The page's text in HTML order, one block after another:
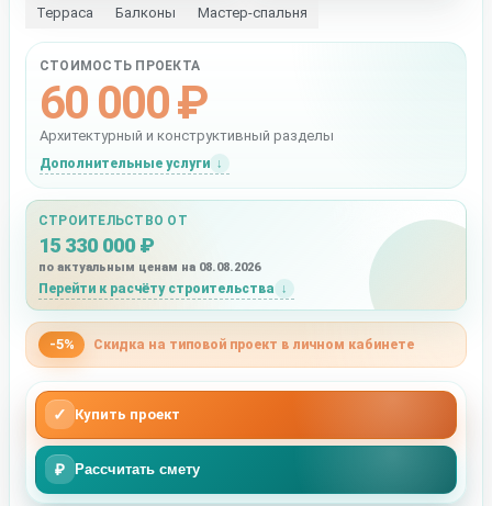
Терраса Балконы Мастер-спальня
СТОИМОСТЬ ПРОЕКТА
60 000 ₽
Архитектурный и конструктивный разделы
Дополнительные услуги
СТРОИТЕЛЬСТВО ОТ
15 330 000 ₽
по актуальным ценам на 08.08.2026
Перейти к расчёту строительства
-5% Скидка на типовой проект в личном кабинете
✓ Купить проект
₽ Рассчитать смету